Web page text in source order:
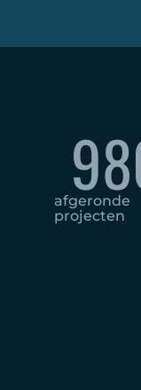
s
afgeronde
projecten